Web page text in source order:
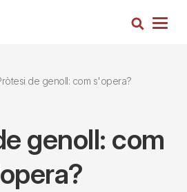
Cerca
de genoll: com s'opera?
genoll: com